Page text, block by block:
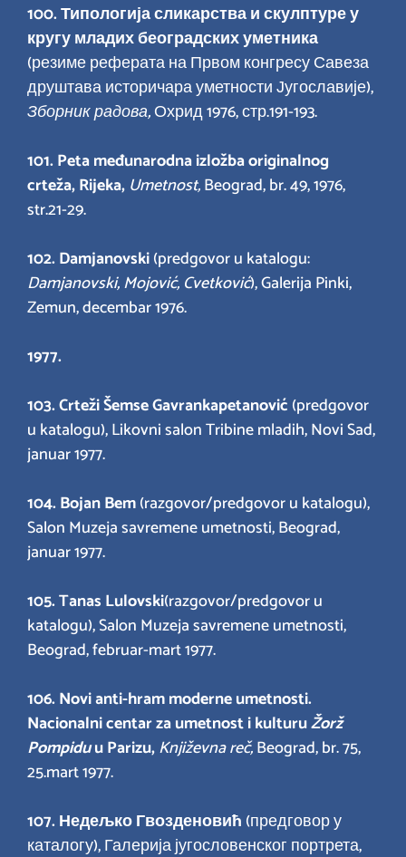
100.Типологија сликарства и скулптуре у
кругу младих београдских уметника
(резиме реферата на Првом конгресу Савеза
друштава историчара уметности Југославије),
Зборник радова,Охрид 1976, стр.191-193.
101. Peta međunarodna izložba originalnog
crteža, Rijeka, Umetnost,Beograd, br. 49, 1976,
str.21-29.
102. Damjanovski(predgovor u katalogu:
Damjanovski, Mojović, Cvetković), Galerija Pinki,
Zemun, decembar 1976.
1977.
103. Crteži Šemse Gavrankapetanović (predgovor
u katalogu), Likovni salon Tribine mladih, Novi Sad,
januar 1977.
104. Bojan Bem(razgovor/predgovor u katalogu),
Salon Muzeja savremene umetnosti, Beograd,
januar 1977.
105. Tanas Lulovski(razgovor/predgovor u
katalogu), Salon Muzeja savremene umetnosti,
Beograd, februar-mart 1977.
106. Novi anti-hram moderne umetnosti.
Nacionalni centar za umetnost i kulturuŽorž
Pompiduu Parizu,Književna reč,Beograd, br. 75,
25.mart 1977.
107. Недељко Гвозденовић (предговор у
каталогу), Галерија југословенског портрета,